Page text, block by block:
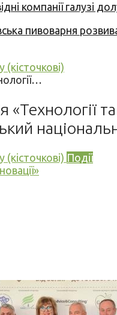
компанії галузі
пивоварня
Події